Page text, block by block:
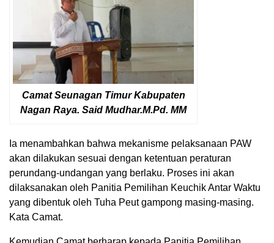
Camat Seunagan Timur Kabupaten
Nagan Raya. Said Mudhar.M.Pd. MM
Ia menambahkan bahwa mekanisme pelaksanaan PAW
akan dilakukan sesuai dengan ketentuan peraturan
perundang-undangan yang berlaku. Proses ini akan
dilaksanakan oleh Panitia Pemilihan Keuchik Antar Waktu
yang dibentuk oleh Tuha Peut gampong masing-masing.
Kata Camat.